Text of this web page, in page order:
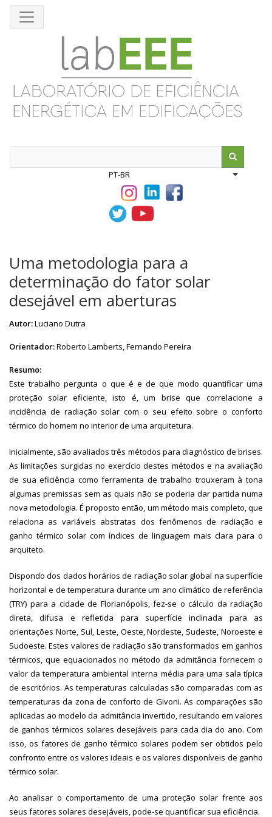
Pular
PT-BR
List
Uma metodologia para a
determinação do fator solar
desejável em aberturas
Autor:Luciano Dutra
Orientador:Roberto Lamberts, Fernando Pereira
Resumo:
Este trabalho pergunta o que é e de que modo quantificar uma
proteção solar eficiente, isto é, um brise que correlacione a
incidência de radiação solar com o seu efeito sobre o conforto
térmico do homem no interior de uma arquitetura.
Inicialmente, são avaliados três métodos para diagnóstico de brises.
As limitações surgidas no exercício destes métodos e na avaliação
de sua eficiência como ferramenta de trabalho trouxeram à tona
algumas premissas sem as quais não se poderia dar partida numa
nova metodologia. É proposto então, um método mais completo, que
relaciona as variáveis abstratas dos fenômenos de radiação e
ganho térmico solar com índices de linguagem mais clara para o
arquiteto.
Dispondo dos dados horários de radiação solar global na superfície
horizontal e de temperatura durante um ano climático de referência
(TRY) para a cidade de Florianópolis, fez-se o cálculo da radiação
direta, difusa e refletida para superfície inclinada para as
orientações Norte, Sul, Leste, Oeste, Nordeste, Sudeste, Noroeste e
Sudoeste. Estes valores de radiação são transformados em ganhos
térmicos, que equacionados no método da admitância fornecem o
valor da temperatura ambiental interna média para uma sala típica
de escritórios. As temperaturas calculadas são comparadas com as
temperaturas da zona de conforto de Givoni. As comparações são
aplicadas ao modelo da admitância invertido, resultando em valores
de ganhos térmicos solares desejáveis para cada dia do ano. Com
isso, os fatores de ganho térmico solares podem ser obtidos pelo
confronto entre os valores ideais e os valores disponíveis de ganho
térmico solar.
Ao analisar o comportamento de uma proteção solar frente aos
seus fatores solares desejáveis, pode-se quantificar sua eficiência.